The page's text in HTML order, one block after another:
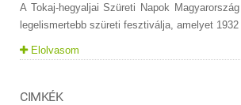
A Tokaj-hegyaljai Szüreti Napok
legelismertebb szüreti fesztiválja, amelyet 1932
Elolvasom
CIMKÉK